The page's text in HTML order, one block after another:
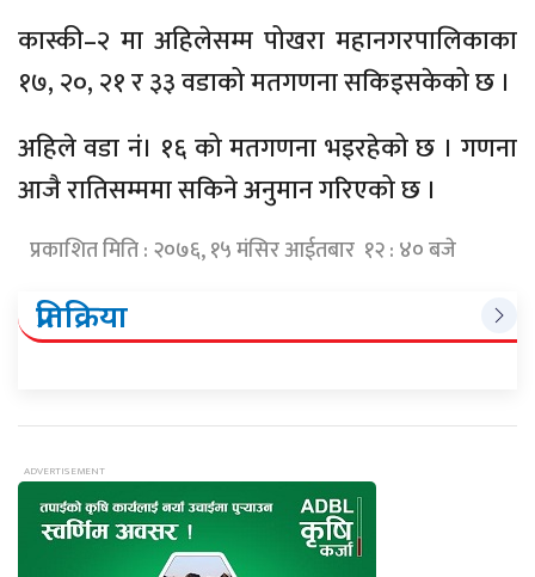
कास्की–२ मा अहिलेसम्म पोखरा महानगरपालिकाका
१७, २०, २१ र ३३ वडाको मतगणना सकिइसकेको छ ।
अहिले वडा नं। १६ को मतगणना भइरहेको छ । गणना
आजै रातिसम्ममा सकिने अनुमान गरिएको छ ।
प्रकाशित मिति : २०७६, १५ मंसिर आईतबार १२ : ४० बजे
प्रतिक्रिया